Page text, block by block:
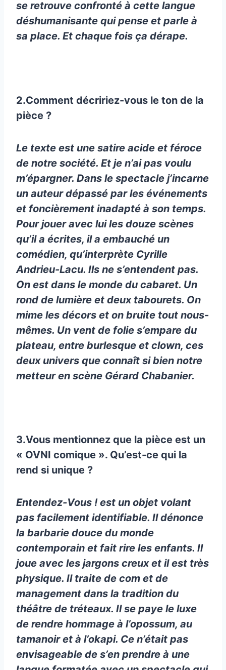
se retrouve confronté à cette langue
déshumanisante qui pense et parle à
sa place. Et chaque fois ça dérape.
2.Comment décririez-vous le ton de la
pièce ?
Le texte est une satire acide et féroce
de notre société. Et je n’ai pas voulu
m’épargner. Dans le spectacle j’incarne
un auteur dépassé par les événements
et foncièrement inadapté à son temps.
Pour jouer avec lui les douze scènes
qu’il a écrites, il a embauché un
comédien, qu’interprète Cyrille
Andrieu-Lacu. Ils ne s’entendent pas.
On est dans le monde du cabaret. Un
rond de lumière et deux tabourets. On
mime les décors et on bruite tout nous-
mêmes. Un vent de folie s’empare du
plateau, entre burlesque et clown, ces
deux univers que connaît si bien notre
metteur en scène Gérard Chabanier.
3.Vous mentionnez que la pièce est un
« OVNI comique ». Qu’est-ce qui la
rend si unique ?
Entendez-Vous ! est un objet volant
pas facilement identifiable. Il dénonce
la barbarie douce du monde
contemporain et fait rire les enfants. Il
joue avec les jargons creux et il est très
physique. Il traite de com et de
management dans la tradition du
théâtre de tréteaux. Il se paye le luxe
de rendre hommage à l’opossum, au
tamanoir et à l’okapi. Ce n’était pas
envisageable de s’en prendre à une